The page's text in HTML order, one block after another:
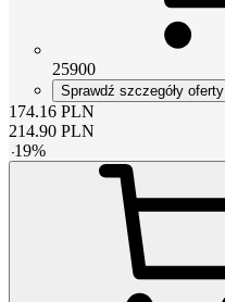
25900
Sprawdź szczegóły oferty
174.16 PLN
214.90 PLN
-19%